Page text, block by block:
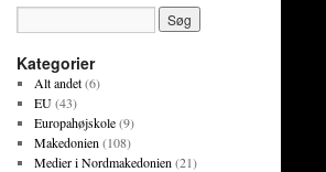
Kategorier
Alt andet(6)
EU(43)
Europahøjskole(9)
Makedonien (108)
Medier i Nordmakedonien (21)